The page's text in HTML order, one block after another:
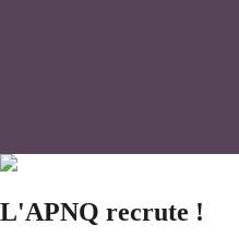
L'APNQ recrute !